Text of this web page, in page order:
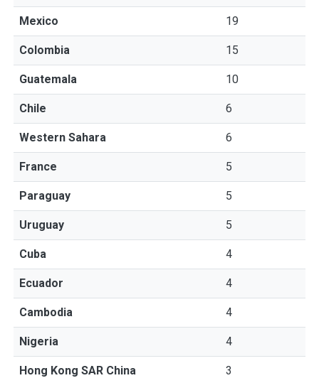
Mexico 19
Colombia 15
Guatemala 10
Chile 6
Western Sahara 6
France 5
Paraguay 5
Uruguay 5
Cuba 4
Ecuador 4
Cambodia 4
Nigeria 4
Hong Kong SAR China 3